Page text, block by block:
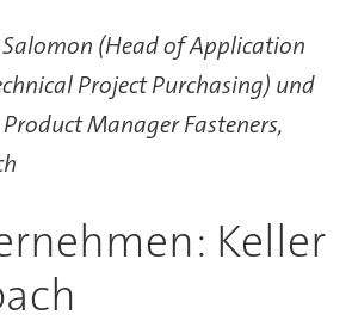
(Head of Application
Project Purchasing) und
Manager Fasteners,
Keller